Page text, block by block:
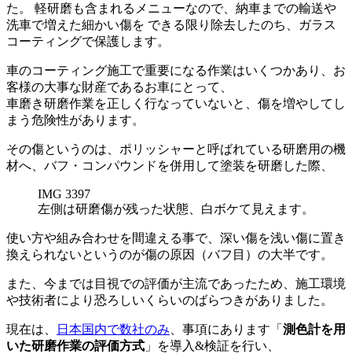
た。 軽研磨も含まれるメニューなので、納車までの輸送や
洗車で増えた細かい傷を できる限り除去したのち、ガラス
コーティングで保護します。
車のコーティング施工で重要になる作業はいくつかあり、お
客様の大事な財産であるお車にとって、
車磨き研磨作業を正しく行なっていないと、傷を増やしてし
まう危険性があります。
その傷というのは、ポリッシャーと呼ばれている研磨用の機
材へ、バフ・コンパウンドを併用して塗装を研磨した際、
左側は研磨傷が残った状態、白ボケて見えます。
使い方や組み合わせを間違える事で、深い傷を浅い傷に置き
換えられないというのが傷の原因（バフ目）の大半です。
また、今までは目視での評価が主流であったため、施工環境
や技術者により恐ろしいくらいのばらつきがありました。
現在は、 日本国内で数社のみ 、事項にあります「 測色計を用
いた研磨作業の評価方式 」を導入&検証を行い、